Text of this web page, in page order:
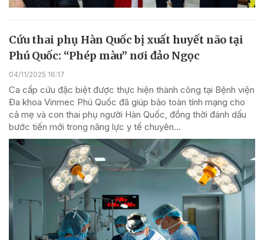
Cứu thai phụ Hàn Quốc bị xuất huyết não tại
Phú Quốc: “Phép màu” nơi đảo Ngọc
04/11/2025 16:17
Ca cấp cứu đặc biệt được thực hiện thành công tại Bệnh viện
Đa khoa Vinmec Phú Quốc đã giúp bảo toàn tính mạng cho
cả mẹ và con thai phụ người Hàn Quốc, đồng thời đánh dấu
bước tiến mới trong năng lực y tế chuyên...